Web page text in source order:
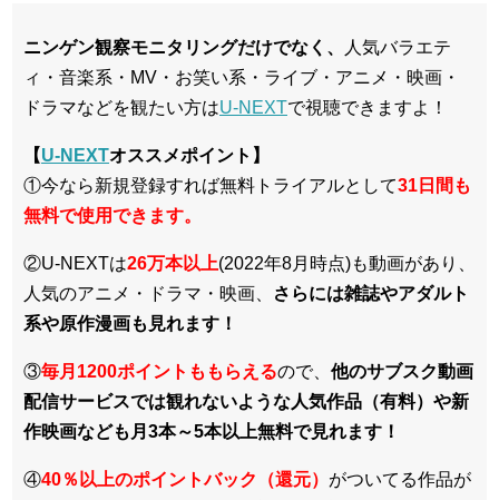
ニンゲン観察モニタリングだけでなく、
人気バラエテ
ィ・音楽系・MV・お笑い系・ライブ・アニメ・映画・
ドラマなどを観たい方はU-NEXTで視聴できますよ！
【U-NEXTオススメポイント】
①今なら新規登録すれば無料トライアルとして31日間も
無料で使用できます。
②U-NEXTは26万本以上(2022年8月時点)も動画があり、
人気のアニメ・ドラマ・映画、
さらには雑誌やアダルト
系や原作漫画も見れます！
③毎月1200ポイントももらえるので、 他のサブスク動画
配信サービスでは観れないような人気作品（有料）や新
作映画なども月3本～5本以上無料で見れます！
④40％以上のポイントバック（還元） がついてる作品が